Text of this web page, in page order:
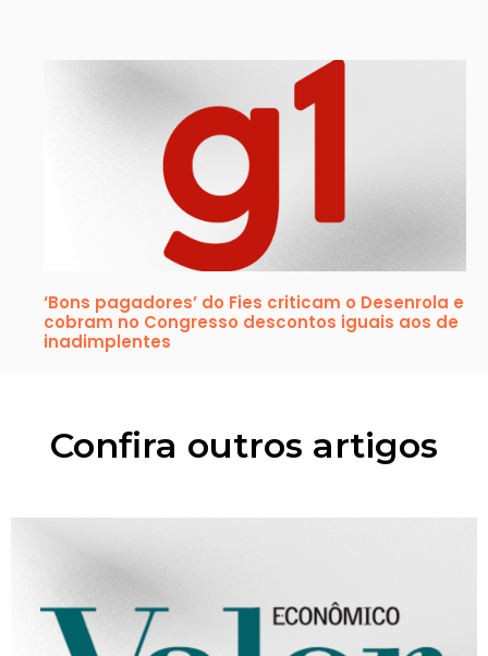
‘Bons pagadores’ do Fies criticam o Desenrola e
cobram no Congresso descontos iguais aos de
inadimplentes
Confira outros artigos